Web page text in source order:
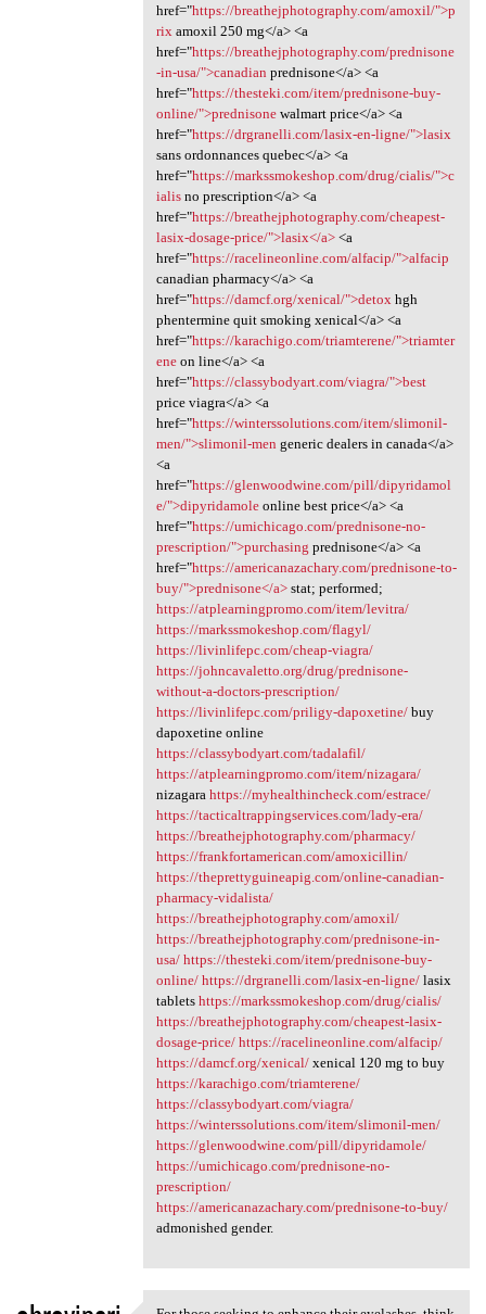
href="https://breathejphotography.com/amoxil/">p
rixamoxil 250 mg</a> <a
href="https://breathejphotography.com/prednisone
-in-usa/">canadian prednisone</a> <a
href="https://thesteki.com/item/prednisone-buy-
online/">prednisonewalmart price</a> <a
href="https://drgranelli.com/lasix-en-ligne/">lasix
sans ordonnances quebec</a> <a
href="https://markssmokeshop.com/drug/cialis/">c
ialisno prescription</a> <a
href="https://breathejphotography.com/cheapest-
lasix-dosage-price/">lasix</a><a
href="https://racelineonline.com/alfacip/">alfacip
canadian pharmacy</a> <a
href="https://damcf.org/xenical/">detoxhgh
phentermine quit smoking xenical</a> <a
href="https://karachigo.com/triamterene/">triamter
eneon line</a> <a
href="https://classybodyart.com/viagra/">best
price viagra</a> <a
href="https://winterssolutions.com/item/slimonil-
men/">slimonil-men generic dealers in canada</a>
<a
href="https://glenwoodwine.com/pill/dipyridamol
e/">dipyridamoleonline best price</a> <a
href="https://umichicago.com/prednisone-no-
prescription/">purchasing prednisone</a> <a
href="https://americanazachary.com/prednisone-to-
buy/">prednisone</a>stat; performed;
https://atplearningpromo.com/item/levitra/
https://markssmokeshop.com/flagyl/
https://livinlifepc.com/cheap-viagra/
https://johncavaletto.org/drug/prednisone-
without-a-doctors-prescription/
https://livinlifepc.com/priligy-dapoxetine/buy
dapoxetine online
https://classybodyart.com/tadalafil/
https://atplearningpromo.com/item/nizagara/
nizagara https://myhealthincheck.com/estrace/
https://tacticaltrappingservices.com/lady-era/
https://breathejphotography.com/pharmacy/
https://frankfortamerican.com/amoxicillin/
https://theprettyguineapig.com/online-canadian-
pharmacy-vidalista/
https://breathejphotography.com/amoxil/
https://breathejphotography.com/prednisone-in-
usa/ https://thesteki.com/item/prednisone-buy-
online/ https://drgranelli.com/lasix-en-ligne/lasix
tablets https://markssmokeshop.com/drug/cialis/
https://breathejphotography.com/cheapest-lasix-
dosage-price/ https://racelineonline.com/alfacip/
https://damcf.org/xenical/xenical 120 mg to buy
https://karachigo.com/triamterene/
https://classybodyart.com/viagra/
https://winterssolutions.com/item/slimonil-men/
https://glenwoodwine.com/pill/dipyridamole/
https://umichicago.com/prednisone-no-
prescription/
https://americanazachary.com/prednisone-to-buy/
admonished gender.